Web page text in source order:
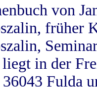
von
früher
in der
Fulda